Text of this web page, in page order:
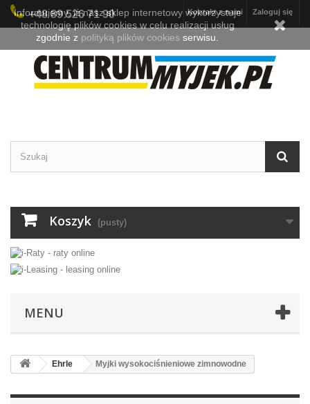
Zaloguj się
Kontakt z nami
+48 89 526 71 90
Koszyk (pusty)
MENU
Ehrle Myjki wysokociśnieniowe zimnowodne
Informujemy, iż nasz sklep internetowy wykorzystuje
technologię plików cookies w celu realizacji usług
zgodnie z polityką plików cookies serwisu.